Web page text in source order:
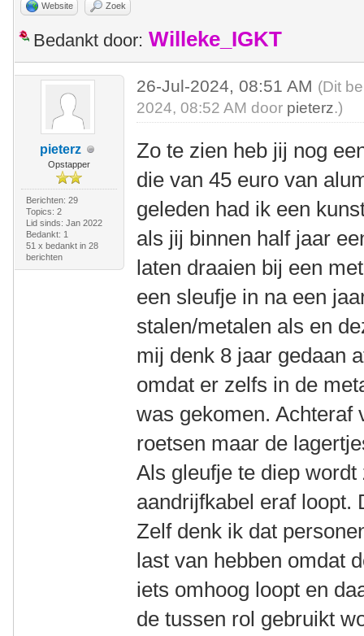
Website Zoek
Bedankt door: Willeke_IGKT
pieterz
Opstapper
Berichten: 29
Topics: 2
Lid sinds: Jan 2022
Bedankt: 1
51 x bedankt in 28
berichten
26-Jul-2024, 08:51 AM (Dit
2024, 08:52 AM door pieterz.)
Zo te zien heb jij nog
die van 45 euro van
geleden had ik een
als jij binnen half jaar
laten draaien bij een
een sleufje in na een
stalen/metalen als en
mij denk 8 jaar gedaan
omdat er zelfs in de
was gekomen. Achteraf
roetsen maar de
Als gleufje te diep
aandrijfkabel eraf loopt.
Zelf denk ik dat
last van hebben omdat
iets omhoog loopt en
de tussen rol gebruikt